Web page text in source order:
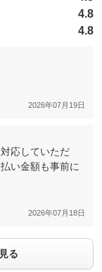
4.8
4.8
2026年07月19日
応していただ
い金額も事前に
2026年07月18日
る